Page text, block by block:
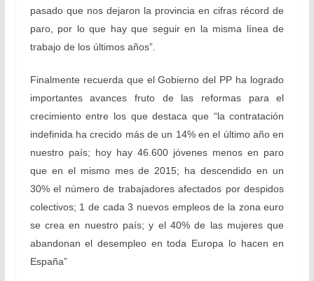
pasado que nos dejaron la provincia en cifras récord de
paro, por lo que hay que seguir en la misma línea de
trabajo de los últimos años”.
Finalmente recuerda que el Gobierno del PP ha logrado
importantes avances fruto de las reformas para el
crecimiento entre los que destaca que “la contratación
indefinida ha crecido más de un 14% en el último año en
nuestro país; hoy hay 46.600 jóvenes menos en paro
que en el mismo mes de 2015; ha descendido en un
30% el número de trabajadores afectados por despidos
colectivos; 1 de cada 3 nuevos empleos de la zona euro
se crea en nuestro país; y el 40% de las mujeres que
abandonan el desempleo en toda Europa lo hacen en
España”